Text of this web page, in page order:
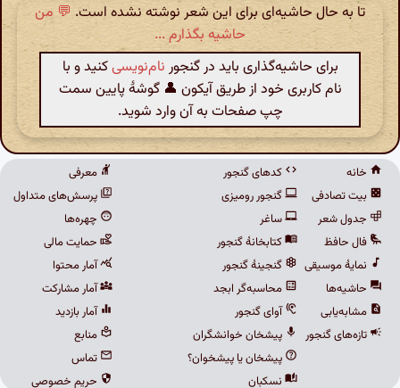
تا به حال حاشیه‌ای برای این شعر نوشته نشده است. 💬 من
حاشیه بگذارم ...
برای حاشیه‌گذاری باید در گنجور نام‌نویسیکنید و با
نام کاربری خود از طریق آیکون 👤 گوشهٔ پایین سمت
چپ صفحات به آن وارد شوید.
خانه
بیت تصادفی
جدول شعر
فال حافظ
نمایهٔ موسیقی
حاشیه‌ها
مشابه‌یابی
تازه‌های گنجور
کدهای گنجور
گنجور رومیزی
ساغر
کتابخانهٔ گنجور
گنجینهٔ گنجور
محاسبه‌گر ابجد
آوای گنجور
پیشخان خوانشگران
پیشخان یا پیشخوان؟
نسکبان
معرفی
پرسش‌های متداول
چهره‌ها
حمایت مالی
آمار محتوا
آمار مشارکت
آمار بازدید
منابع
تماس
حریم خصوصی